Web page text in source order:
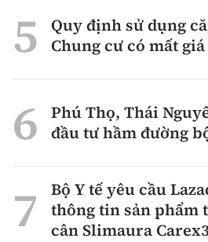
Quy định sử dụng
Chung cư có mất
Phú Thọ, Thái
đầu tư hầm đường
Bộ Y tế yêu cầu
thông tin sản phẩm
cân Slimaura Carex3